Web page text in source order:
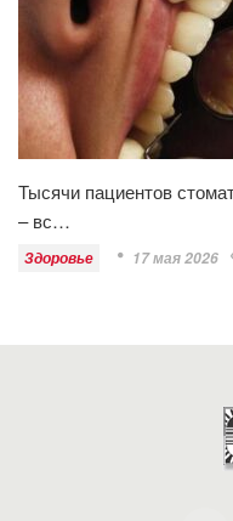
Тысячи пациентов
– вс…
Здоровье 17 мая 2026